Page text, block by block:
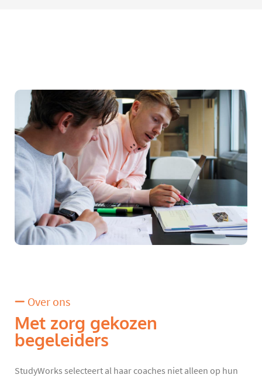
Over ons
Met zorg gekozen
begeleiders
StudyWorks selecteert al haar coaches niet alleen op hun